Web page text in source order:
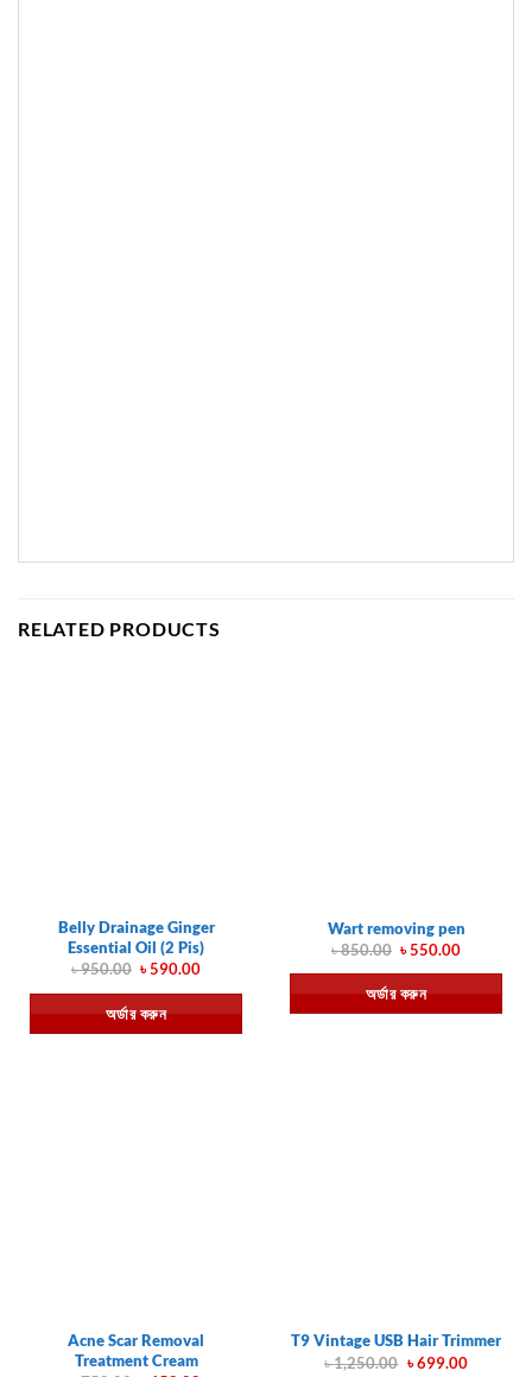
RELATED PRODUCTS
Belly Drainage Ginger
Essential Oil (2 Pis)
৳950.00 Original
was:
৳ 950.00.
৳590.00Current
is:
৳ 590.00.
অর্ডার করুন
Wart removing pen
৳850.00 Original
was:
৳ 850.00.
৳550.00Current
is:
৳ 550.00.
অর্ডার করুন
Acne Scar Removal
Treatment Cream
T9 Vintage USB Hair Trimmer
৳1,250.00 Original
৳699.00Current